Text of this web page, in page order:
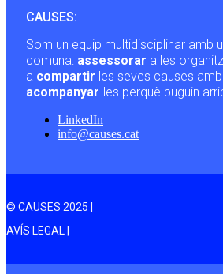
CAUSES:
Som un equip multidisciplinar amb
comuna: assessorar a les
a compartir les seves causes
acompanyar-les perquè puguin
LinkedIn
info@causes.cat
© CAUSES 2025 |
AVÍS LEGAL |